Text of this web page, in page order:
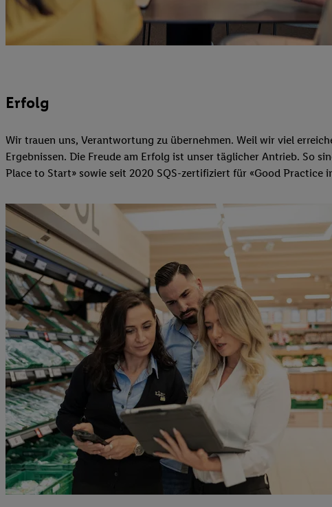
Erfolg
Wir trauen uns, Verantwortung zu übernehmen. Weil wir viel
Ergebnissen. Die Freude am Erfolg ist unser täglicher Antrieb. So
Place to Start» sowie seit 2020 SQS-zertifiziert für «Good Practice